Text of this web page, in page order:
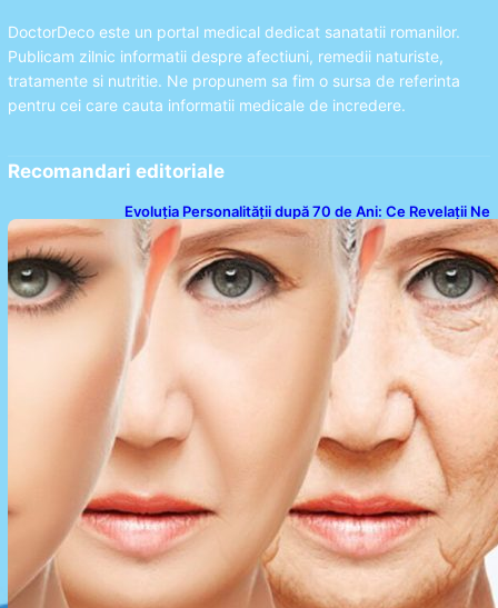
DoctorDeco este un portal medical dedicat sanatatii romanilor.
Publicam zilnic informatii despre afectiuni, remedii naturiste,
tratamente si nutritie. Ne propunem sa fim o sursa de referinta
pentru cei care cauta informatii medicale de incredere.
Recomandari editoriale
Evoluția Personalității după 70 de Ani: Ce Revelații Ne
Oferă Studiile Psihologice